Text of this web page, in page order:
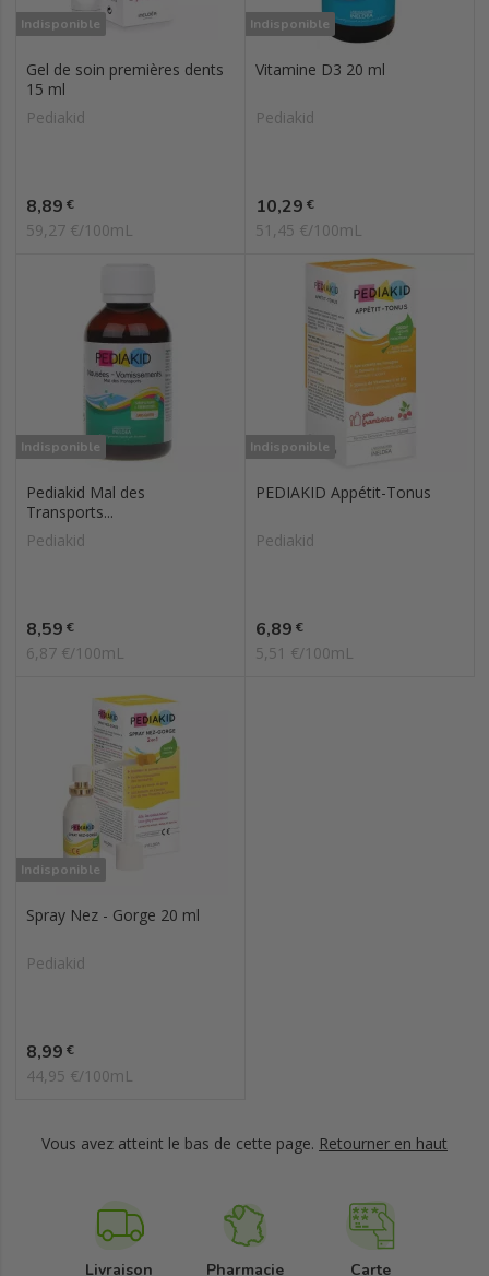
Indisponible
Gel de soin premières dents
15 ml
Pediakid
Prix
8,89 €
59,27 €/100mL
Indisponible
Vitamine D3 20 ml
Pediakid
Prix
10,29 €
51,45 €/100mL
Indisponible
Pediakid Mal des
Transports...
Pediakid
Prix
8,59 €
6,87 €/100mL
Indisponible
PEDIAKID Appétit-Tonus
Pediakid
Prix
6,89 €
5,51 €/100mL
Indisponible
Spray Nez - Gorge 20 ml
Pediakid
Prix
8,99 €
44,95 €/100mL
Vous avez atteint le bas de cette page. Retourner en haut
Livraison
Pharmacie
Carte